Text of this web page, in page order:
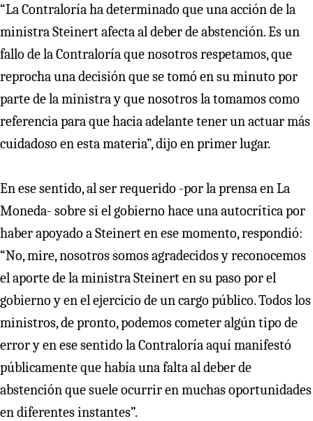
“La Contraloría ha determinado que una acción de la
ministra Steinert afecta al deber de abstención. Es un
fallo de la Contraloría que nosotros respetamos, que
reprocha una decisión que se tomó en su minuto por
parte de la ministra y que nosotros la tomamos como
referencia para que hacia adelante tener un actuar más
cuidadoso en esta materia”, dijo en primer lugar.
En ese sentido, al ser requerido -por la prensa en La
Moneda- sobre si el gobierno hace una autocrítica por
haber apoyado a Steinert en ese momento, respondió:
“No, mire, nosotros somos agradecidos y reconocemos
el aporte de la ministra Steinert en su paso por el
gobierno y en el ejercicio de un cargo público. Todos los
ministros, de pronto, podemos cometer algún tipo de
error y en ese sentido la Contraloría aquí manifestó
públicamente que había una falta al deber de
abstención que suele ocurrir en muchas oportunidades
en diferentes instantes”.